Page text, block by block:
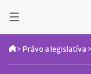
> Právo a legislatíva >